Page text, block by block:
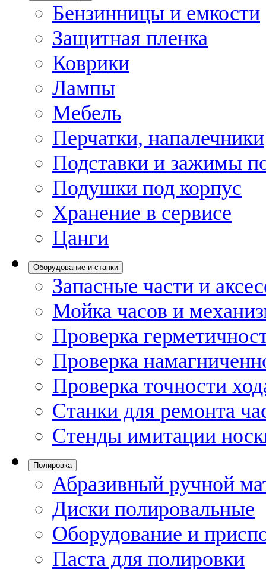
Бензинницы и емкости
Защитная пленка
Коврики
Лампы
Мебель
Перчатки, напалечники
Подставки и зажимы
Подушки под корпус
Хранение в сервисе
Цанги
Оборудование и станки
Запасные части и
Мойка часов и
Проверка
Проверка
Проверка точности
Станки для ремонта
Стенды имитации
Полировка
Абразивный ручной
Диски полировальные
Оборудование и
Паста для полировки